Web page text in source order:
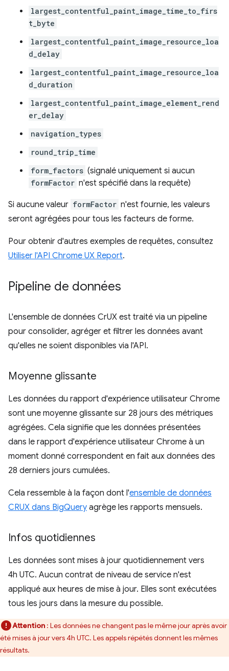
largest_contentful_paint_image_time_to_firs
t_byte
largest_contentful_paint_image_resource_loa
d_delay
largest_contentful_paint_image_resource_loa
d_duration
largest_contentful_paint_image_element_rend
er_delay
navigation_types
round_trip_time
form_factors (signalé uniquement si aucun
formFactor n'est spécifié dans la requête)
Si aucune valeur formFactor n'est fournie, les valeurs
seront agrégées pour tous les facteurs de forme.
Pour obtenir d'autres exemples de requêtes, consultez
Utiliser l'API Chrome UX Report.
Pipeline de données
L'ensemble de données CrUX est traité via un pipeline
pour consolider, agréger et filtrer les données avant
qu'elles ne soient disponibles via l'API.
Moyenne glissante
Les données du rapport d'expérience utilisateur Chrome
sont une moyenne glissante sur 28 jours des métriques
agrégées. Cela signifie que les données présentées
dans le rapport d'expérience utilisateur Chrome à un
moment donné correspondent en fait aux données des
28 derniers jours cumulées.
Cela ressemble à la façon dont l'ensemble de données
CRUX dans BigQuery agrège les rapports mensuels.
Infos quotidiennes
Les données sont mises à jour quotidiennement vers
4h UTC. Aucun contrat de niveau de service n'est
appliqué aux heures de mise à jour. Elles sont exécutées
tous les jours dans la mesure du possible.
Attention : Les données ne changent pas le même jour après avoir
été mises à jour vers 4h UTC. Les appels répétés donnent les mêmes
résultats.